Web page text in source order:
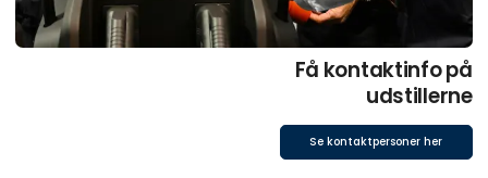
Få kontaktinfo på
udstillerne
Se kontaktpersoner her